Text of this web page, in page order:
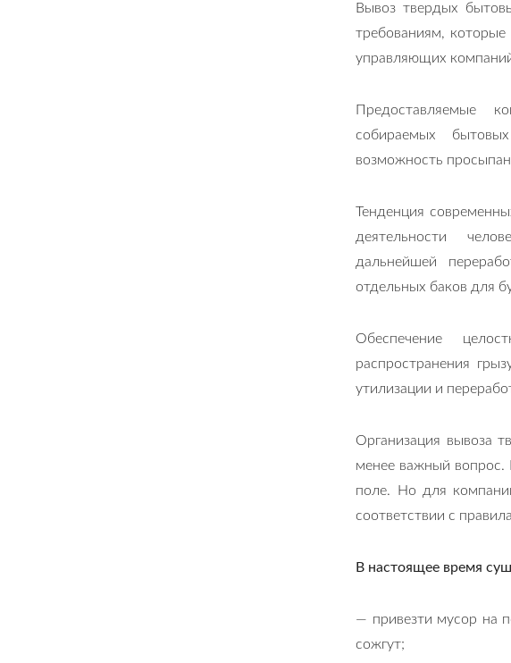
Вывоз твердых
требованиям,
управляющих
Предоставляемые
собираемых
возможность
Тенденция
деятельности
дальнейшей
отдельных баков для
Обеспечение
распространения
утилизации и
Организация вывоза
менее важный вопрос.
поле. Но для
соответствии с
В настоящее время
— привезти мусор на
сожгут;